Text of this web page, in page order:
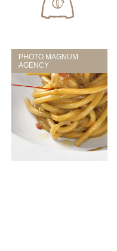
PHOTO MAGNUM
AGENCY